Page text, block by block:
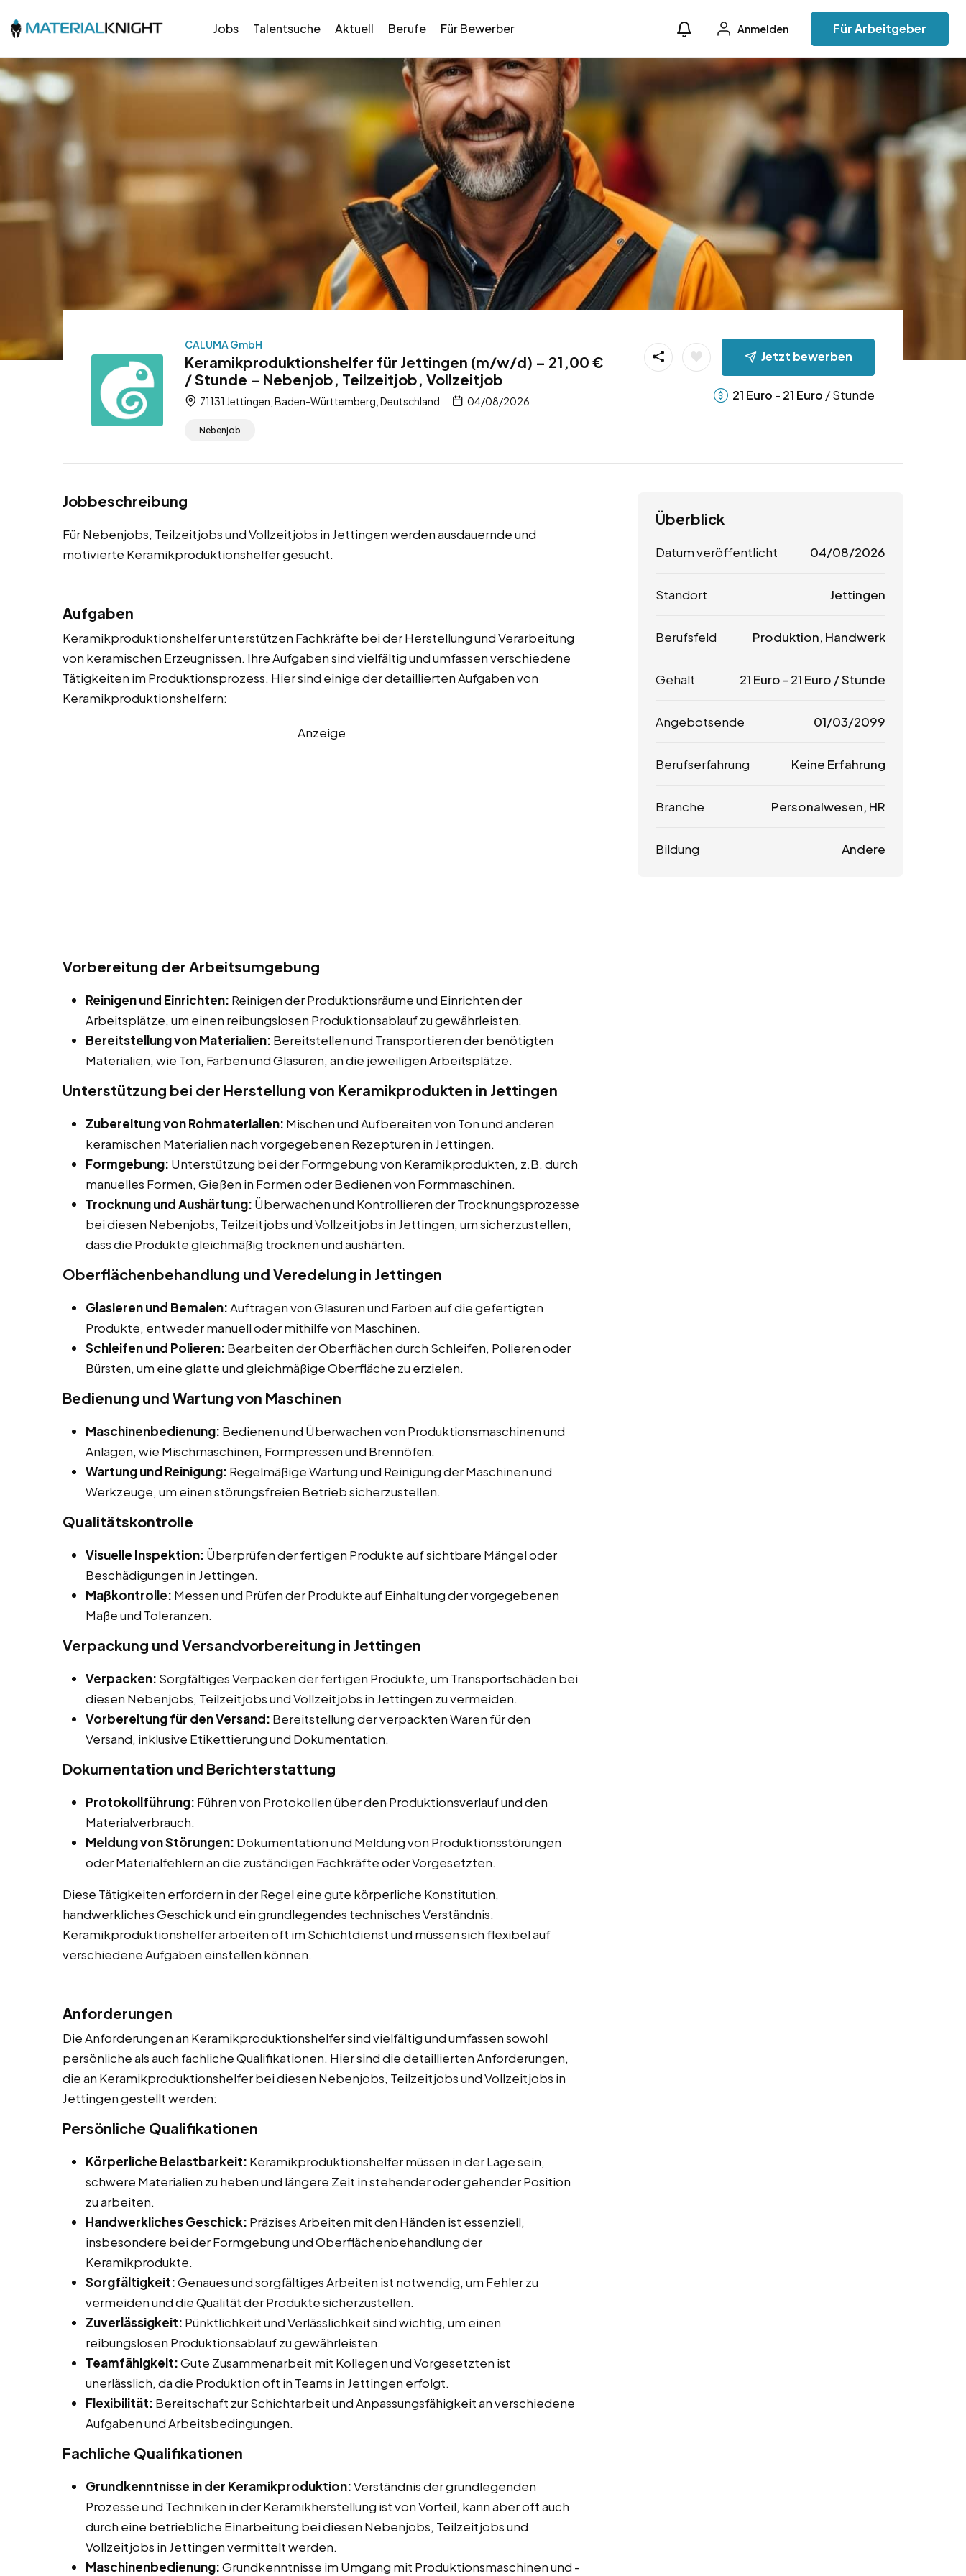
Jobs Talentsuche Aktuell Berufe Für Bewerber Anmelden Für Arbeitgeber
CALUMA GmbH
Keramikproduktionshelfer für Jettingen (m/w/d) – 21,00 €
/ Stunde – Nebenjob, Teilzeitjob, Vollzeitjob
71131 Jettingen, Baden-Württemberg, Deutschland 04/08/2026
Nebenjob
Jetzt bewerben
21 Euro - 21 Euro / Stunde
Jobbeschreibung
Für Nebenjobs, Teilzeitjobs und Vollzeitjobs in Jettingen werden ausdauernde und
motivierte Keramikproduktionshelfer gesucht.
Aufgaben
Keramikproduktionshelfer unterstützen Fachkräfte bei der Herstellung und Verarbeitung
von keramischen Erzeugnissen. Ihre Aufgaben sind vielfältig und umfassen verschiedene
Tätigkeiten im Produktionsprozess. Hier sind einige der detaillierten Aufgaben von
Keramikproduktionshelfern:
Anzeige
Vorbereitung der Arbeitsumgebung
Reinigen und Einrichten: Reinigen der Produktionsräume und Einrichten der
Arbeitsplätze, um einen reibungslosen Produktionsablauf zu gewährleisten.
Bereitstellung von Materialien: Bereitstellen und Transportieren der benötigten
Materialien, wie Ton, Farben und Glasuren, an die jeweiligen Arbeitsplätze.
Unterstützung bei der Herstellung von Keramikprodukten in Jettingen
Zubereitung von Rohmaterialien: Mischen und Aufbereiten von Ton und anderen
keramischen Materialien nach vorgegebenen Rezepturen in Jettingen.
Formgebung: Unterstützung bei der Formgebung von Keramikprodukten, z.B. durch
manuelles Formen, Gießen in Formen oder Bedienen von Formmaschinen.
Trocknung und Aushärtung: Überwachen und Kontrollieren der Trocknungsprozesse
bei diesen Nebenjobs, Teilzeitjobs und Vollzeitjobs in Jettingen, um sicherzustellen,
dass die Produkte gleichmäßig trocknen und aushärten.
Oberflächenbehandlung und Veredelung in Jettingen
Glasieren und Bemalen:Auftragen von Glasuren und Farben auf die gefertigten
Produkte, entweder manuell oder mithilfe von Maschinen.
Schleifen und Polieren: Bearbeiten der Oberflächen durch Schleifen, Polieren oder
Bürsten, um eine glatte und gleichmäßige Oberfläche zu erzielen.
Bedienung und Wartung von Maschinen
Maschinenbedienung: Bedienen und Überwachen von Produktionsmaschinen und
Anlagen, wie Mischmaschinen, Formpressen und Brennöfen.
Wartung und Reinigung: Regelmäßige Wartung und Reinigung der Maschinen und
Werkzeuge, um einen störungsfreien Betrieb sicherzustellen.
Qualitätskontrolle
Visuelle Inspektion: Überprüfen der fertigen Produkte auf sichtbare Mängel oder
Beschädigungen in Jettingen.
Maßkontrolle: Messen und Prüfen der Produkte auf Einhaltung der vorgegebenen
Maße und Toleranzen.
Verpackung und Versandvorbereitung in Jettingen
Verpacken: Sorgfältiges Verpacken der fertigen Produkte, um Transportschäden bei
diesen Nebenjobs, Teilzeitjobs und Vollzeitjobs in Jettingen zu vermeiden.
Vorbereitung für den Versand: Bereitstellung der verpackten Waren für den
Versand, inklusive Etikettierung und Dokumentation.
Dokumentation und Berichterstattung
Protokollführung: Führen von Protokollen über den Produktionsverlauf und den
Materialverbrauch.
Meldung von Störungen: Dokumentation und Meldung von Produktionsstörungen
oder Materialfehlern an die zuständigen Fachkräfte oder Vorgesetzten.
Diese Tätigkeiten erfordern in der Regel eine gute körperliche Konstitution,
handwerkliches Geschick und ein grundlegendes technisches Verständnis.
Keramikproduktionshelfer arbeiten oft im Schichtdienst und müssen sich flexibel auf
verschiedene Aufgaben einstellen können.
Anforderungen
Die Anforderungen an Keramikproduktionshelfer sind vielfältig und umfassen sowohl
persönliche als auch fachliche Qualifikationen. Hier sind die detaillierten Anforderungen,
die an Keramikproduktionshelfer bei diesen Nebenjobs, Teilzeitjobs und Vollzeitjobs in
Jettingen gestellt werden:
Persönliche Qualifikationen
Körperliche Belastbarkeit: Keramikproduktionshelfer müssen in der Lage sein,
schwere Materialien zu heben und längere Zeit in stehender oder gehender Position
zu arbeiten.
Handwerkliches Geschick: Präzises Arbeiten mit den Händen ist essenziell,
insbesondere bei der Formgebung und Oberflächenbehandlung der
Keramikprodukte.
Sorgfältigkeit:Genaues und sorgfältiges Arbeiten ist notwendig, um Fehler zu
vermeiden und die Qualität der Produkte sicherzustellen.
Zuverlässigkeit: Pünktlichkeit und Verlässlichkeit sind wichtig, um einen
reibungslosen Produktionsablauf zu gewährleisten.
Teamfähigkeit:Gute Zusammenarbeit mit Kollegen und Vorgesetzten ist
unerlässlich, da die Produktion oft in Teams in Jettingen erfolgt.
Flexibilität: Bereitschaft zur Schichtarbeit und Anpassungsfähigkeit an verschiedene
Aufgaben und Arbeitsbedingungen.
Fachliche Qualifikationen
Grundkenntnisse in der Keramikproduktion:Verständnis der grundlegenden
Prozesse und Techniken in der Keramikherstellung ist von Vorteil, kann aber oft auch
durch eine betriebliche Einarbeitung bei diesen Nebenjobs, Teilzeitjobs und
Vollzeitjobs in Jettingen vermittelt werden.
Maschinenbedienung:Grundkenntnisse im Umgang mit Produktionsmaschinen und -
Überblick
Datum veröffentlicht 04/08/2026
Standort Jettingen
Berufsfeld Produktion, Handwerk
Gehalt 21 Euro - 21 Euro / Stunde
Angebotsende 01/03/2099
Berufserfahrung Keine Erfahrung
Branche Personalwesen, HR
Bildung Andere